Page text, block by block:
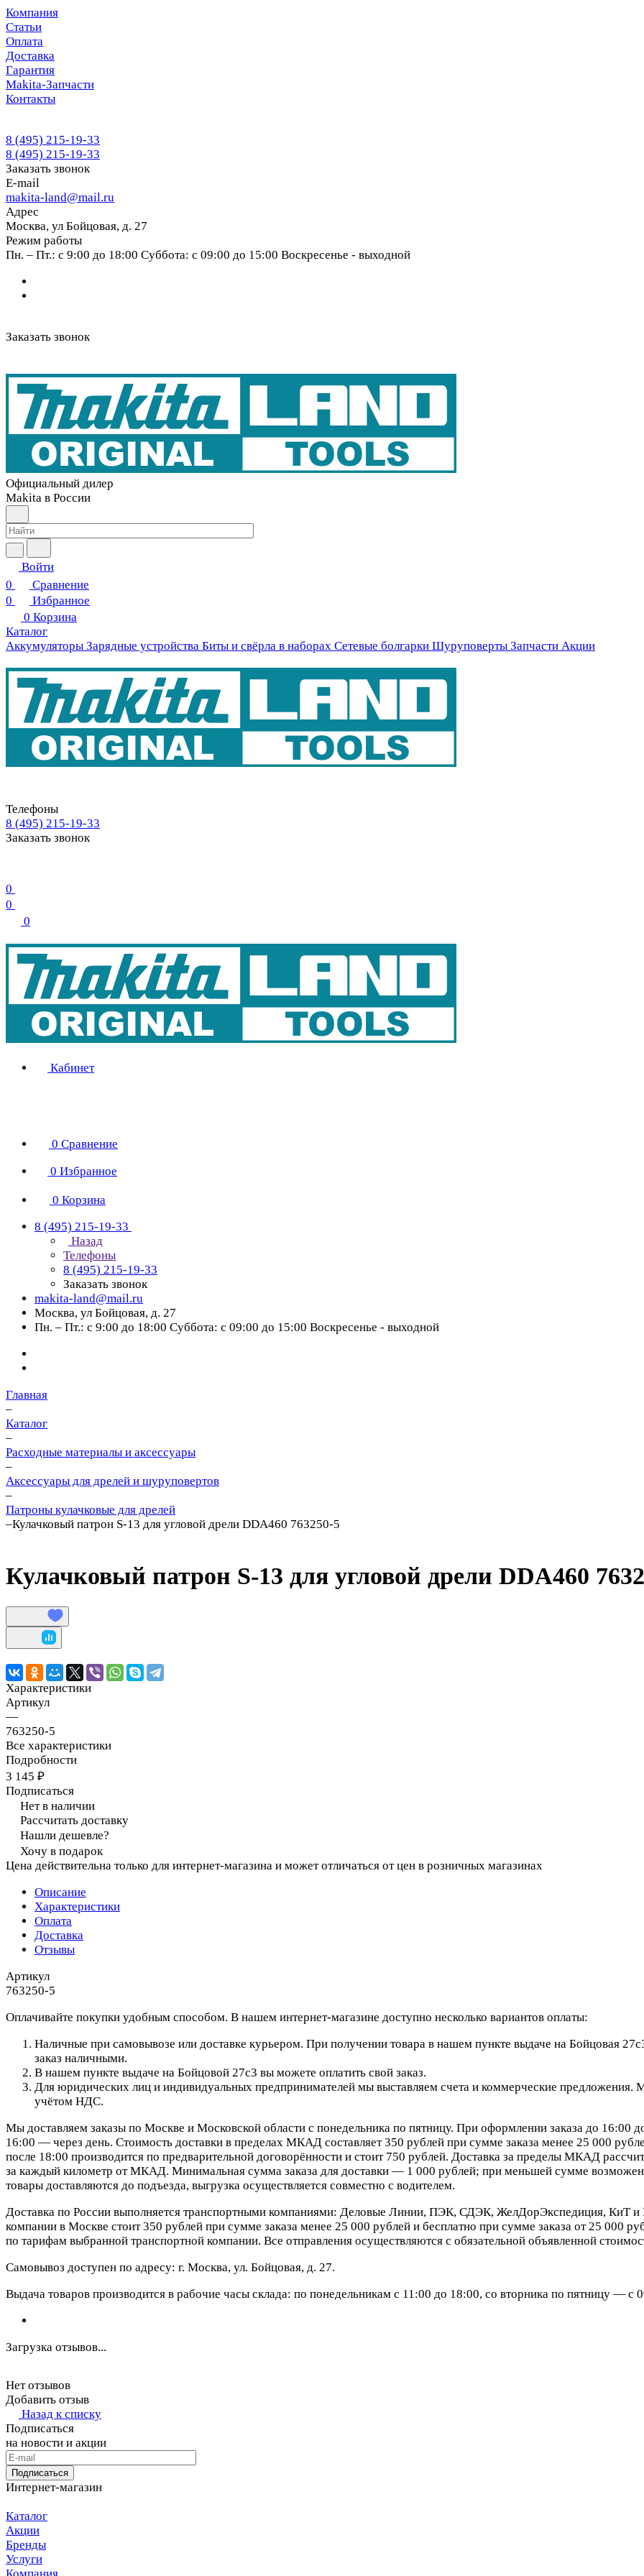
Компания
Статьи
Оплата
Доставка
Гарантия
Makita-Запчасти
Контакты
8 (495) 215-19-33
8 (495) 215-19-33
Заказать звонок
E-mail
makita-land@mail.ru
Адрес
Москва, ул Бойцовая, д. 27
Режим работы
Пн. – Пт.: с 9:00 до 18:00 Суббота: с 09:00 до 15:00 Воскресенье - выходной
Заказать звонок
Официальный дилер
Makita в России
Войти
0
Сравнение
0
Избранное
0 Корзина
Каталог
Аккумуляторы Зарядные устройства Биты и свёрла в наборах Сетевые болгарки Шуруповерты Запчасти Акции
Телефоны
8 (495) 215-19-33
Заказать звонок
0
0
0
Кабинет
0 Сравнение
0 Избранное
0 Корзина
8 (495) 215-19-33
Назад
Телефоны
8 (495) 215-19-33
Заказать звонок
makita-land@mail.ru
Москва, ул Бойцовая, д. 27
Пн. – Пт.: с 9:00 до 18:00 Суббота: с 09:00 до 15:00 Воскресенье - выходной
Главная
–
Каталог
–
Расходные материалы и аксессуары
–
Аксессуары для дрелей и шуруповертов
–
Патроны кулачковые для дрелей
–Кулачковый патрон S-13 для угловой дрели DDA460 763250-5
Кулачковый патрон S-13 для угловой дрели DDA460
Характеристики
Артикул
—
763250-5
Все характеристики
Подробности
3 145 ₽
Подписаться
Нет в наличии
Рассчитать доставку
Нашли дешевле?
Хочу в подарок
Цена действительна только для интернет-магазина и может отличаться от цен в розничных магазинах
Описание
Характеристики
Оплата
Доставка
Отзывы
Артикул
763250-5
Оплачивайте покупки удобным способом. В нашем интернет-магазине доступно несколько вариантов оплаты:
Наличные при самовывозе или доставке курьером. При получении товара в нашем пункте выдаче на Бойцовая
заказ наличными.
В нашем пункте выдаче на Бойцовой 27с3 вы можете оплатить свой заказ.
Для юридических лиц и индивидуальных предпринимателей мы выставляем счета и коммерческие предложения.
учётом НДС.
Мы доставляем заказы по Москве и Московской области с понедельника по пятницу. При оформлении заказа до 16:00
16:00 — через день. Стоимость доставки в пределах МКАД составляет 350 рублей при сумме заказа менее 25 000
после 18:00 производится по предварительной договорённости и стоит 750 рублей. Доставка за пределы МКАД
за каждый километр от МКАД. Минимальная сумма заказа для доставки — 1 000 рублей; при меньшей сумме возможен
товары доставляются до подъезда, выгрузка осуществляется совместно с водителем.
Доставка по России выполняется транспортными компаниями: Деловые Линии, ПЭК, СДЭК, ЖелДорЭкспедиция, КиТ и
компании в Москве стоит 350 рублей при сумме заказа менее 25 000 рублей и бесплатно при сумме заказа от 25 000
по тарифам выбранной транспортной компании. Все отправления осуществляются с обязательной объявленной
Самовывоз доступен по адресу: г. Москва, ул. Бойцовая, д. 27.
Выдача товаров производится в рабочие часы склада: по понедельникам с 11:00 до 18:00, со вторника по пятницу —
Загрузка отзывов...
Нет отзывов
Добавить отзыв
Назад к списку
Подписаться
на новости и акции
Подписаться
Интернет-магазин
Каталог
Акции
Бренды
Услуги
Компания